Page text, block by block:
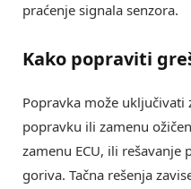
praćenje signala senzora.
Kako popraviti
Popravka može uključivati
popravku ili zamenu
zamenu ECU, ili rešavanje
goriva. Tačna rešenja